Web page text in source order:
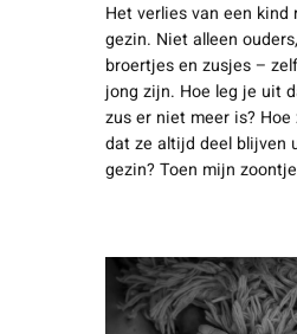
Het verlies van een kind
gezin. Niet alleen
broertjes en zusjes –
jong zijn. Hoe leg je uit
zus er niet meer is?
dat ze altijd deel blijven
gezin? Toen mijn